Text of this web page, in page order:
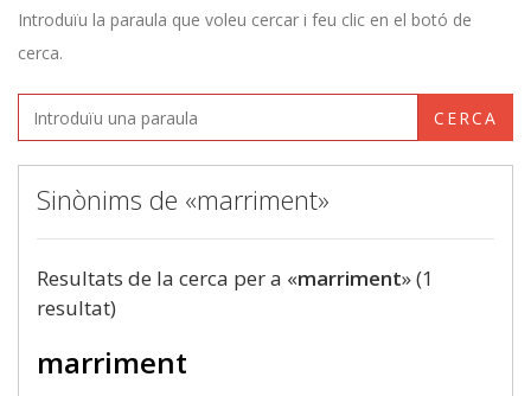
Introduïu la paraula que voleu cercar i feu clic en el botó de
cerca.
CERCA
Sinònims de «marriment»
Resultats de la cerca per a «marriment» (1
resultat)
marriment